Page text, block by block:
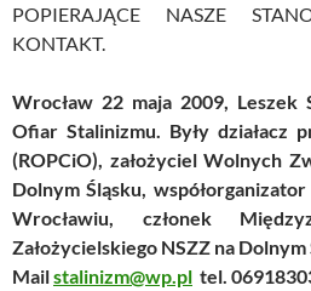
POPIERAJĄCE NASZE
KONTAKT.
Wrocław 22 maja 2009, Leszek
Ofiar Stalinizmu. Były działacz
(ROPCiO), założyciel Wolnych
Dolnym Śląsku,
Wrocławiu, członek
Założycielskiego NSZZ na Dolnym
Mailstalinizm@wp.pl tel.